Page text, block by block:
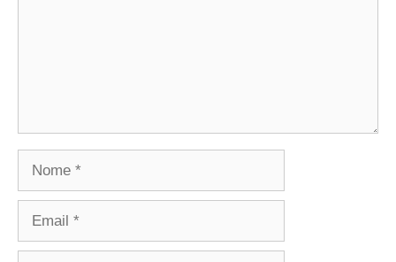
Nome
Email